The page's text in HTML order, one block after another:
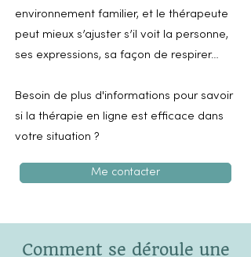
environnement familier, et le thérapeute
peut mieux s’ajuster s’il voit la personne,
ses expressions, sa façon de respirer…
Besoin de plus d'informations pour savoir
si la thérapie en ligne est efficace dans
votre situation ?
Me contacter
Comment se déroule une